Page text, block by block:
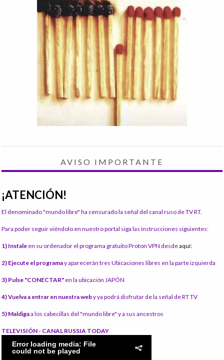
AVISO IMPORTANTE
¡ATENCIÓN!
El denominado "mundo libre" ha censurado la señal del canal ruso de TV RT.
Para poder seguir viéndolo en nuestro portal siga las instrucciones siguientes:
1) Instale en su ordenador el programa gratuito Proton VPN desdeaquí:
2) Ejecute el programay aparecerán tres Ubicaciones libres en la parte izquierda
3) Pulse "CONECTAR" en la ubicación JAPÓN
4) Vuelva a entrar en nuestra weby ya podrá disfrutar de la señal de RT TV
5) Maldigaa los cabecillas del "mundo libre" y a sus ancestros
TELEVISIÓN - CANAL RUSSIA TODAY